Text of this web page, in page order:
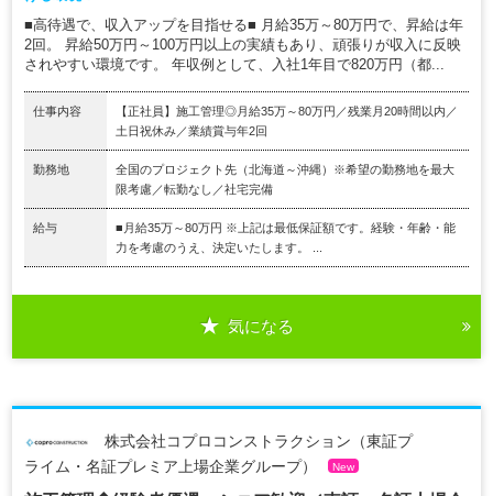
■高待遇で、収入アップを目指せる■ 月給35万～80万円で、昇給は年
2回。 昇給50万円～100万円以上の実績もあり、頑張りが収入に反映
されやすい環境です。 年収例として、入社1年目で820万円（都...
仕事内容
【正社員】施工管理◎月給35万～80万円／残業月20時間以内／
土日祝休み／業績賞与年2回
勤務地
全国のプロジェクト先（北海道～沖縄）※希望の勤務地を最大
限考慮／転勤なし／社宅完備
給与
■月給35万～80万円 ※上記は最低保証額です。経験・年齢・能
力を考慮のうえ、決定いたします。 ...
気になる
株式会社コプロコンストラクション（東証プ
ライム・名証プレミア上場企業グループ）
New